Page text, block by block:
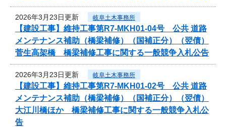
2026年3月23日更新 岐阜土木事務所
【建設工事】維持工事第R7-MKH01-04号 公共 道路
メンテナンス補助（橋梁補修）（国補正分）（翌債）
菅生高架橋 橋梁補修工事に関する一般競争入札公告
2026年3月23日更新 岐阜土木事務所
【建設工事】維持工事第R7-MKH01-02号 公共 道路
メンテナンス補助（橋梁補修）（国補正分）（翌債）
大江川橋ほか 橋梁補修工事に関する一般競争入札公
告